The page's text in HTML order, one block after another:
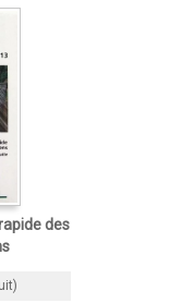
des